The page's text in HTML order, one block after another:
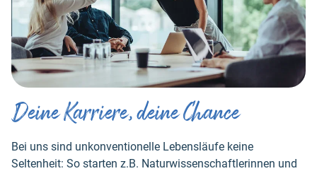
Deine Karriere, deine Chance
Bei uns sind unkonventionelle Lebensläufe keine
Seltenheit: So starten z.B. Naturwissenschaftlerinnen und